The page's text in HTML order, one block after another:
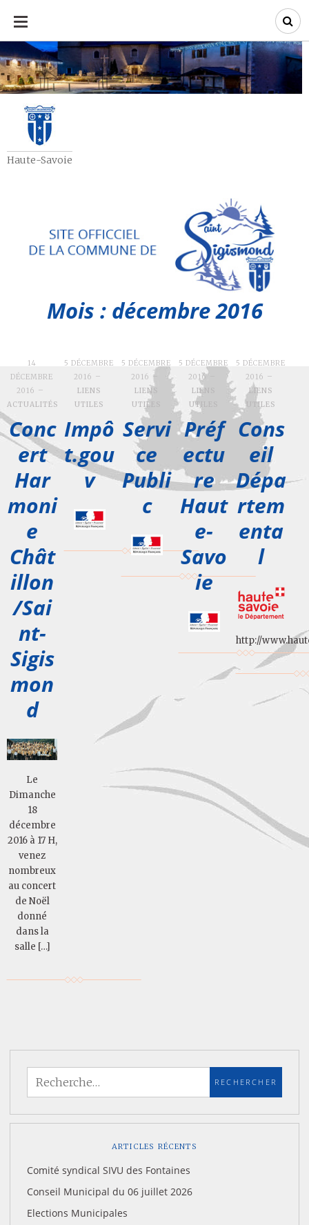
ALLER
CONTENU
Haute-Savoie
Mois : décembre 2016
14
DÉCEMBRE
2016
ACTUALITÉS
Conc
ert
Har
moni
e
Chât
illon
/Sai
nt-
Sigis
mon
d
Le
Dimanche
18
décembre
2016 à 17 H,
venez
nombreux
au concert
de Noël
donné
dans la
salle […]
5 DÉCEMBRE
2016
LIENS
UTILES
Impô
t.gou
v
5 DÉCEMBRE
2016
LIENS
UTILES
Servi
ce
Publi
c
5 DÉCEMBRE
2016
LIENS
UTILES
Préf
ectu
re
Haut
e-
Savo
ie
5 DÉCEMBRE
2016
LIENS
UTILES
Cons
eil
Dépa
rtem
enta
l
http://
ARTICLES RÉCENTS
Comité syndical SIVU des Fontaines
Conseil Municipal du 06 juillet 2026
Elections Municipales